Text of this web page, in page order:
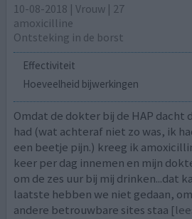
10-08-2018 | Vrouw | 27
amoxicilline
Ontsteking in de borst
Effectiviteit
Hoeveelheid bijwerkingen
Omdat de dokter bij de HAP
had (wat achteraf niet zo was, ik
een beetje pijn.) kreeg ik
keer per dag innemen en mijn
om de zes uur bij mij drinken...dat
laatste hebben we niet gedaan,
andere betrouwbare sites staa